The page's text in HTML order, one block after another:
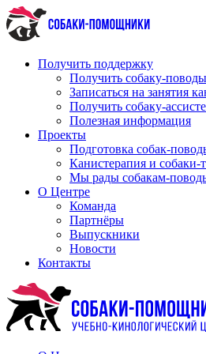
Перейти
к
содержимому
Получить поддержку
Получить собаку-
Записаться на занятия
Получить собаку-
Полезная информация
Проекты
Подготовка собак-
Канистерапия и собаки-
Мы рады собакам-
О Центре
Команда
Партнёры
Выпускники
Новости
Контакты